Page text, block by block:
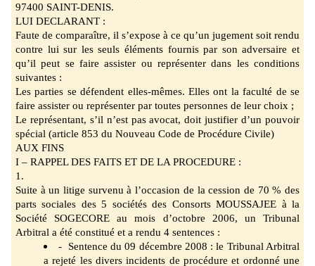
97400 SAINT-DENIS.
LUI DECLARANT :
Faute de comparaître, il s’expose à ce qu’un jugement soit rendu
contre lui sur les seuls éléments fournis par son adversaire et
qu’il peut se faire assister ou représenter dans les conditions
suivantes :
Les parties se défendent elles-mêmes. Elles ont la faculté de se
faire assister ou représenter par toutes personnes de leur choix ;
Le représentant, s’il n’est pas avocat, doit justifier d’un pouvoir
spécial (article 853 du Nouveau Code de Procédure Civile)
AUX FINS
I – RAPPEL DES FAITS ET DE LA PROCEDURE :
1.
Suite à un litige survenu à l’occasion de la cession de 70 % des
parts sociales des 5 sociétés des Consorts MOUSSAJEE à la
Société SOGECOREau mois d’octobre 2006, un Tribunal
Arbitral a été constitué et a rendu 4 sentences :
- Sentence du 09 décembre 2008 : le Tribunal Arbitral
a rejeté les divers incidents de procédure et ordonné une